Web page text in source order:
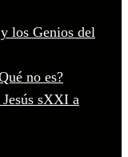
los Genios del
no es?
sXXI a